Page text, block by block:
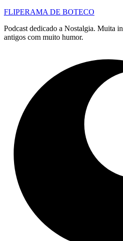
FLIPERAMA DE BOTECO
Podcast dedicado a Nostalgia. Muita
antigos com muito humor.